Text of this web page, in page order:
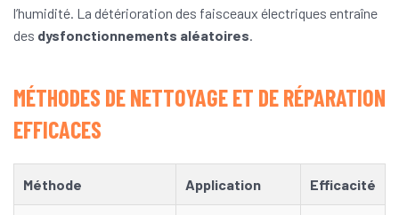
l’humidité. La détérioration des faisceaux électriques entraîne
des dysfonctionnements aléatoires
MÉTHODES DE NETTOYAGE ET DE RÉPARATION
EFFICACES
Méthode Application Efficacité